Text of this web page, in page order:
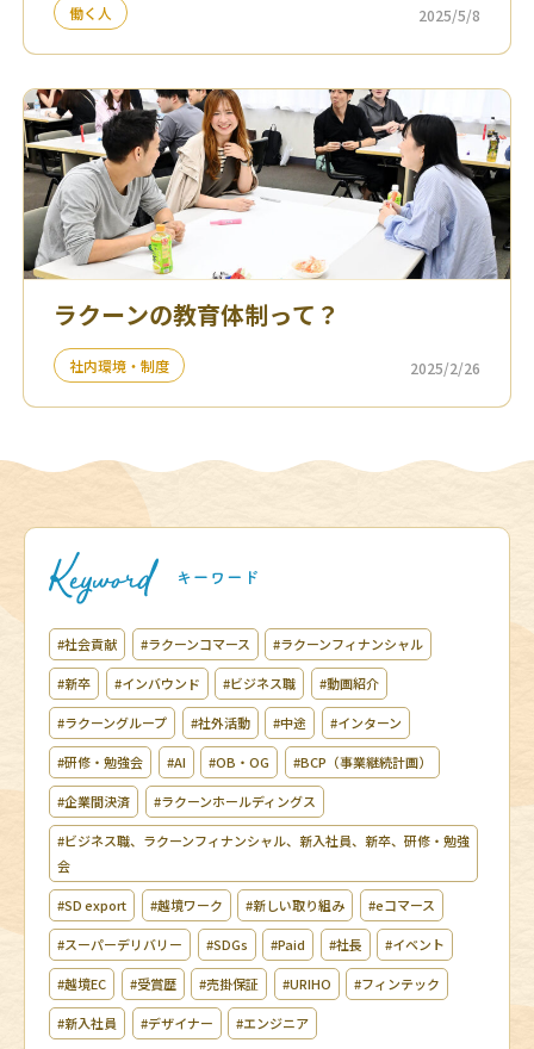
働く人 2025/5/8
ラクーンの教育体制って？
社内環境・制度 2025/2/26
#社会貢献 #ラクーンコマース #ラクーンフィナンシャル
#新卒 #インバウンド #ビジネス職 #動画紹介
#ラクーングループ #社外活動 #中途 #インターン
#研修・勉強会 #AI #OB・OG #BCP（事業継続計画）
#企業間決済 #ラクーンホールディングス
#ビジネス職、ラクーンフィナンシャル、新入社員、新卒、研修・勉強
会
#SD export #越境ワーク #新しい取り組み #eコマース
#スーパーデリバリー #SDGs #Paid #社長 #イベント
#越境EC #受賞歴 #売掛保証 #URIHO #フィンテック
#新入社員 #デザイナー #エンジニア